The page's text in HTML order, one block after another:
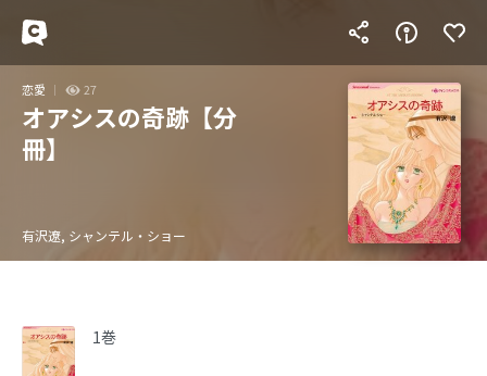
恋愛 27
オアシスの奇跡【分
冊】
有沢遼, シャンテル・ショー
1巻